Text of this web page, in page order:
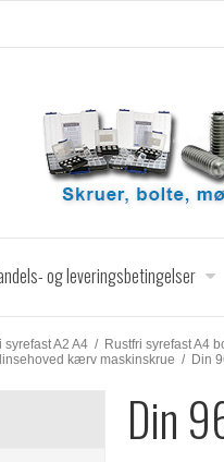
og leveringsbetingelser
syrefast A2 A4 / Rustfri syrefast A4
kærv maskinskrue / Din
Din